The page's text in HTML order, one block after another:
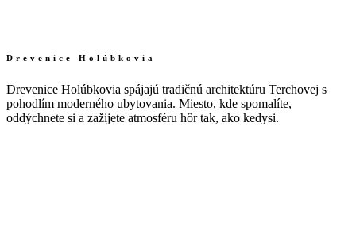
Drevenice Holúbkovia
Drevenice Holúbkovia spájajú tradičnú architektúru Terchovej s
pohodlím moderného ubytovania. Miesto, kde spomalíte,
oddýchnete si a zažijete atmosféru hôr tak, ako kedysi.